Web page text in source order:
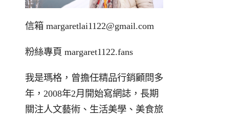
信箱 margaretlai1122@gmail.com
粉絲專頁 margaret1122.fans
我是瑪格，曾擔任精品行銷顧問多
年，2008年2月開始寫網誌，長期
關注人文藝術、生活美學、美食旅